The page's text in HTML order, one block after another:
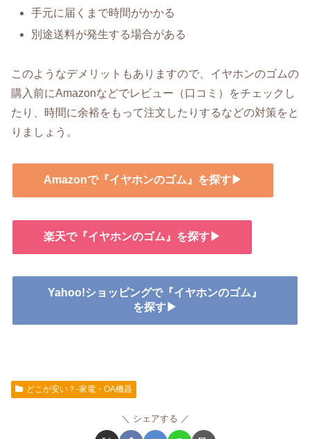
手元に届くまで時間がかかる
別途送料が発生する場合がある
このようなデメリットもありますので、イヤホンのゴムの
購入前にAmazonなどでレビュー（口コミ）をチェックし
たり、時間に余裕をもって注文したりするなどの対策をと
りましょう。
Amazonで『イヤホンのゴム』を探す▶
楽天で『イヤホンのゴム』を探す▶
Yahoo!ショッピングで『イヤホンのゴム』
を探す▶
どこが安い？-家電・OA機器
シェアする